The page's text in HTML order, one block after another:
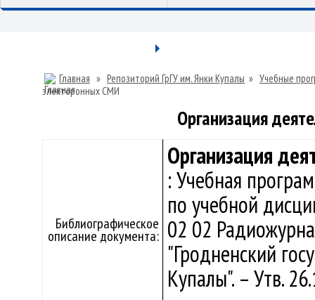
Главная » Репозиторий ГрГУ им. Янки Купалы » Учебные
электоронных СМИ
Организация
Библиографическое
описание документа:
Организация
: Учебная
по учебной
02 02
"Гродненский
Купалы". – Утв.